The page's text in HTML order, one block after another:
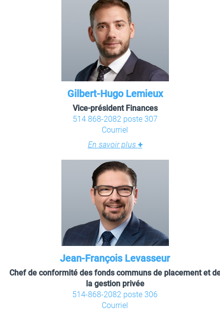
Gilbert-Hugo Lemieux
Vice-président Finances
514 868-2082 poste 307
Courriel
En savoir plus +
Jean-François Levasseur
Chef de conformité des fonds communs de placement et
la gestion privée
514-868-2082 poste 306
Courriel